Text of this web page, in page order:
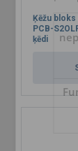
Ķēžu bloks
PCB-
ķēdi